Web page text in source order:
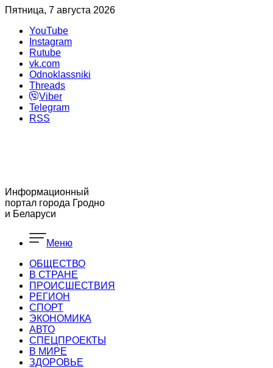
Пятница, 7 августа 2026
YouTube
Instagram
Rutube
vk.com
Odnoklassniki
Threads
Viber
Telegram
RSS
Информационный
портал города Гродно
и Беларуси
Меню
ОБЩЕСТВО
В СТРАНЕ
ПРОИСШЕСТВИЯ
РЕГИОН
CПОРТ
ЭКОНОМИКА
АВТО
СПЕЦПРОЕКТЫ
В МИРЕ
ЗДОРОВЬЕ